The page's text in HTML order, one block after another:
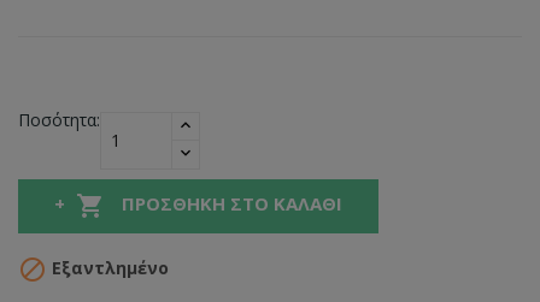
Ποσότητα:
 ΠΡΟΣΘΉΚΗ ΣΤΟ ΚΑΛΆΘΙ
 Εξαντλημένο